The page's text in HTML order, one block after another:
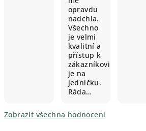
opravdu
nadchla.
Všechno
je velmi
kvalitní a
přístup k
zákazníkovi
je na
jedničku.
Ráda…
Zobrazit všechna hodnocení